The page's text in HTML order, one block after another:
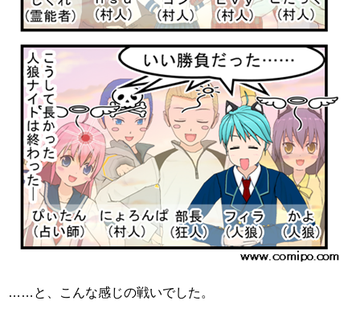
……と、こんな感じの戦いでした。